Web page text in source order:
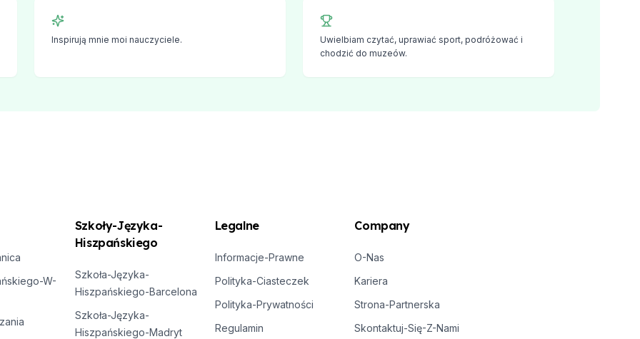
Inspirują mnie moi nauczyciele.
Uwielbiam czytać, uprawiać sport, podróżować i
chodzić do muzeów.
W-
Szkoły-Języka-
Hiszpańskiego
Szkoła-Języka-
Hiszpańskiego-Barcelona
Szkoła-Języka-
Hiszpańskiego-Madryt
Legalne
Informacje-Prawne
Polityka-Ciasteczek
Polityka-Prywatności
Regulamin
Company
O-Nas
Kariera
Strona-Partnerska
Skontaktuj-Się-Z-Nami